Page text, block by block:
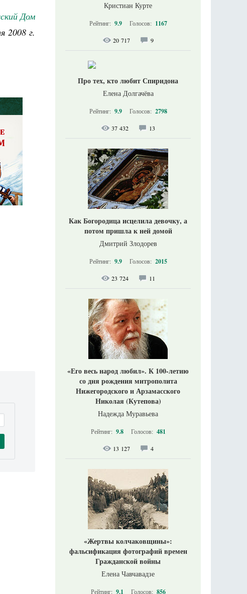
Дом
2008 г.
Кристиан Курте
Рейтинг: 9.9 Голосов: 1167
20 717 9
Про тех, кто любит Спиридона
Елена Долгачёва
Рейтинг: 9.9 Голосов: 2798
37 432 13
Как Богородица исцелила девочку, а
потом пришла к ней домой
Дмитрий Злодорев
Рейтинг: 9.9 Голосов: 2015
23 724 11
«Его весь народ любил». К 100-летию
со дня рождения митрополита
Нижегородского и Арзамасского
Николая (Кутепова)
Надежда Муравьева
Рейтинг: 9.8 Голосов: 481
13 127 4
«Жертвы колчаковщины»:
фальсификация фотографий времен
Гражданской войны
Елена Чавчавадзе
Рейтинг: 9.1 Голосов: 856